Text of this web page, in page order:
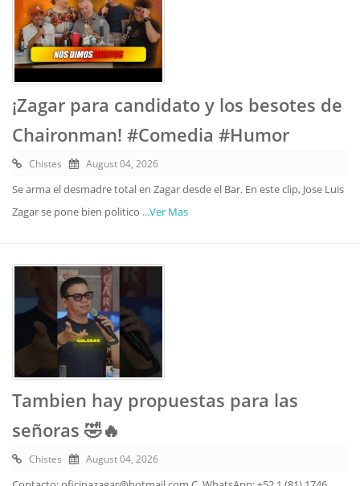
¡Zagar para candidato y los besotes de
Chaironman! #Comedia #Humor
Chistes August 04, 2026
Se arma el desmadre total en Zagar desde el Bar. En este clip, Jose Luis
Zagar se pone bien politico ...Ver Mas
Tambien hay propuestas para las
señoras 🤣🔥
Chistes August 04, 2026